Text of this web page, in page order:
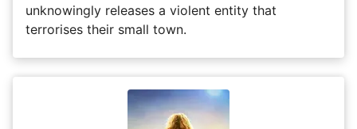
unknowingly releases a violent entity that
terrorises their small town.